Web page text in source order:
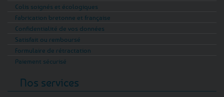
Colis soignés et écologiques
Fabrication bretonne et française
Confidentialité de vos données
Satisfait ou remboursé
Formulaire de rétractation
Paiement sécurisé
Nos services